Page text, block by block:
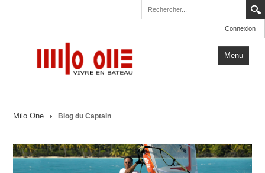
Connexion
Menu
Carnets de Voyage
Actualités
Milo One Blog du Captain